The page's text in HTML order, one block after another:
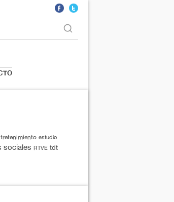
estudio
sociales RTVE tdt